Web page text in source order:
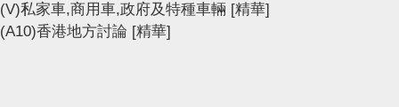
(V)私家車,商用車,政府及特種車輛 [精華]
(A10)香港地方討論 [精華]